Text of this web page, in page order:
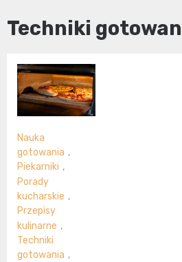
Techniki
Nauka
gotowania ,
Piekarniki ,
Porady
kucharskie ,
Przepisy
kulinarne ,
Techniki
gotowania ,